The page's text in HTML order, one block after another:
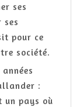
ses
pour ce
société.
:
un pays où